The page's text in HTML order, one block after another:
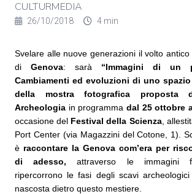
CULTURMEDIA
26/10/2018 4 min
Svelare alle nuove generazioni il volto antico
di Genova: sarà “Immagini di un
Cambiamenti ed evoluzioni di uno
della mostra fotografica proposta
Archeologia in programmadal 25 ottobre
occasione del Festival della Scienza,
Port Center (via Magazzini del Cotone, 1).
è raccontare la Genova com’era per
di adesso,attraverso le immagini
ripercorrono le fasi degli scavi
nascosta dietro questo mestiere.